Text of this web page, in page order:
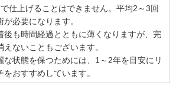
で仕上げることはできません。平均2～3回
が必要になります。
後も時間経過とともに薄くなりますが、完
えないこともございます。
な状態を保つためには、1～2年を目安にリ
をおすすめしています。